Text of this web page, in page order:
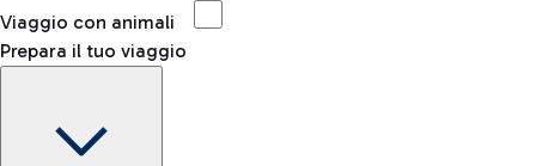
Viaggio con animali
Prepara il tuo viaggio